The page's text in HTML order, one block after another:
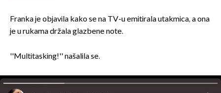
Franka je objavila kako se na TV-u emitirala utakmica, a ona
je u rukama držala glazbene note.
''Multitasking!'' našalila se.